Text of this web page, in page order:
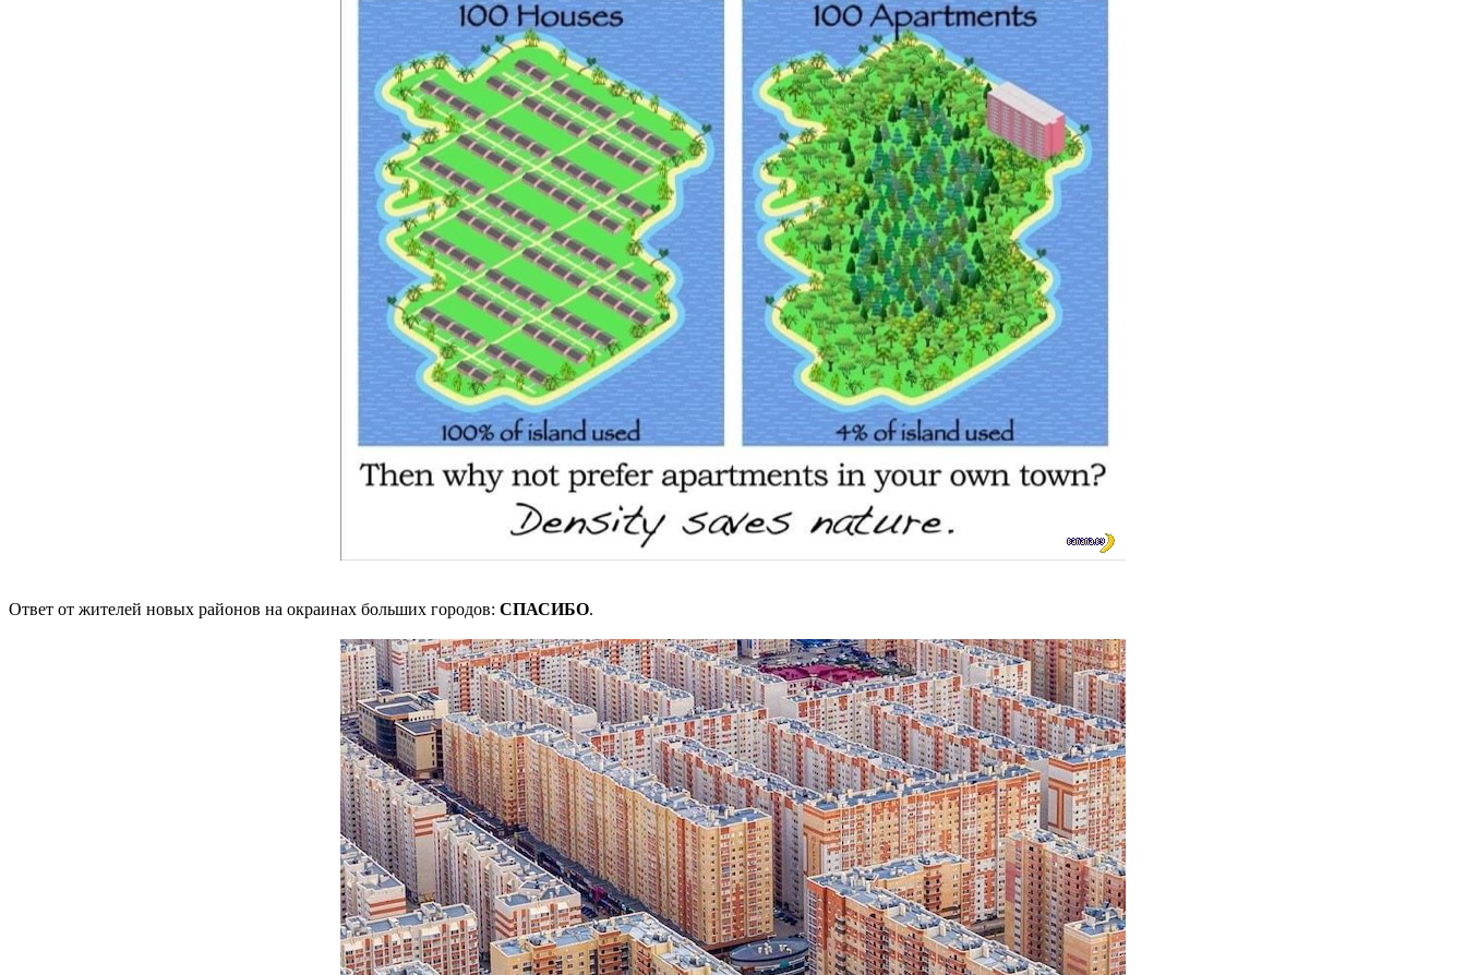
Ответ от жителей новых районов на окраинах больших городов: СПАСИБО.